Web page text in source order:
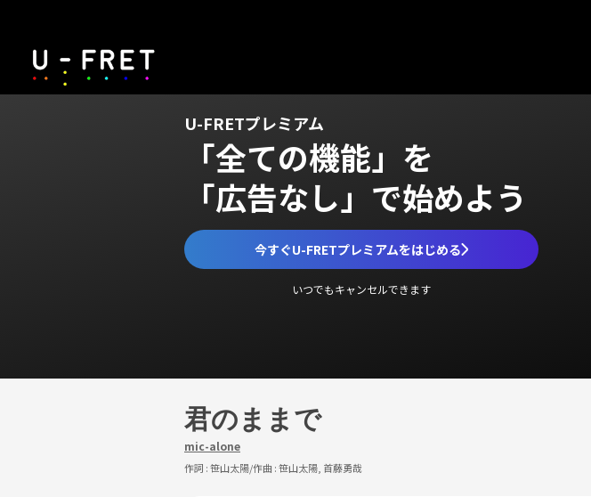
U-FRETプレミアム
「全ての機能」を
「広告なし」で始めよう
今すぐU-FRETプレミアムをはじめる
いつでもキャンセルできます
君のままで
mic-alone
作詞 :笹山太陽/作曲 :笹山太陽, 首藤勇哉